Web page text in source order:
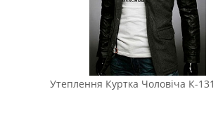
Утеплення Куртка Чоловіча К-131